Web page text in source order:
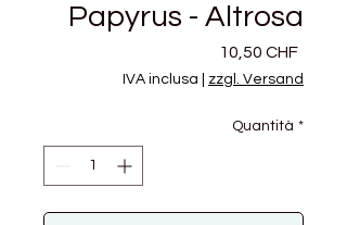
Papyrus - Altrosa
10,50 CHFPrezzo
IVA inclusa zzgl. Versand
Quantità *